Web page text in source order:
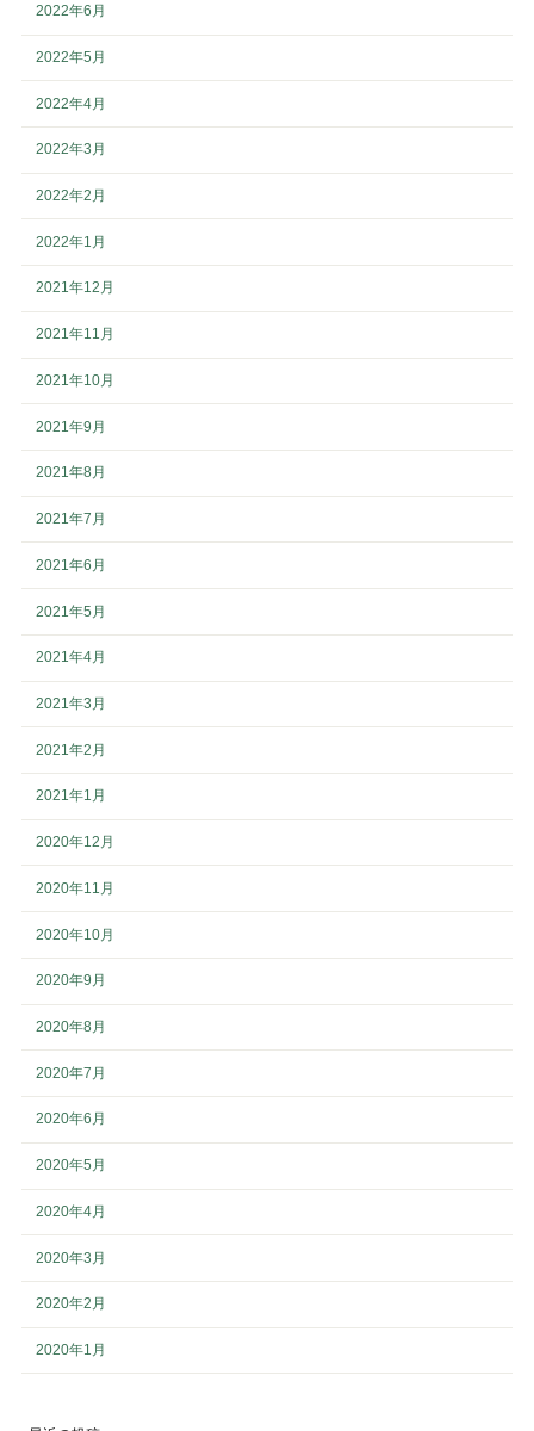
2022年6月
2022年5月
2022年4月
2022年3月
2022年2月
2022年1月
2021年12月
2021年11月
2021年10月
2021年9月
2021年8月
2021年7月
2021年6月
2021年5月
2021年4月
2021年3月
2021年2月
2021年1月
2020年12月
2020年11月
2020年10月
2020年9月
2020年8月
2020年7月
2020年6月
2020年5月
2020年4月
2020年3月
2020年2月
2020年1月